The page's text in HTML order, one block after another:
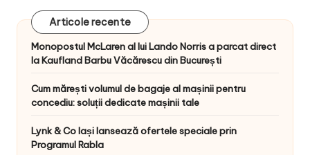
Articole recente
Monopostul McLaren al lui Lando Norris a parcat direct
la Kaufland Barbu Văcărescu din București
Cum mărești volumul de bagaje al mașinii pentru
concediu: soluții dedicate mașinii tale
Lynk & Co Iași lansează ofertele speciale prin
Programul Rabla